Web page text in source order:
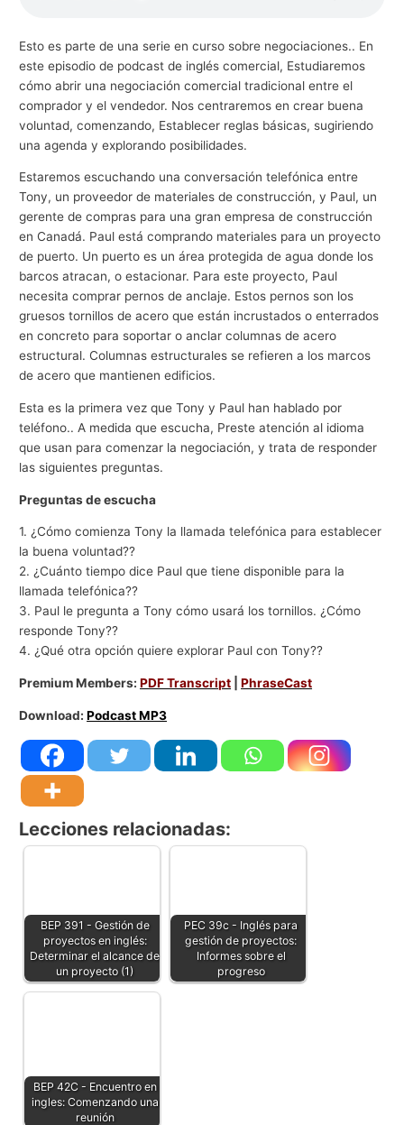
Esto es parte de una serie en curso sobre negociaciones.. En
este episodio de podcast de inglés comercial, Estudiaremos
cómo abrir una negociación comercial tradicional entre el
comprador y el vendedor. Nos centraremos en crear buena
voluntad, comenzando, Establecer reglas básicas, sugiriendo
una agenda y explorando posibilidades.
Estaremos escuchando una conversación telefónica entre
Tony, un proveedor de materiales de construcción, y Paul, un
gerente de compras para una gran empresa de construcción
en Canadá. Paul está comprando materiales para un proyecto
de puerto. Un puerto es un área protegida de agua donde los
barcos atracan, o estacionar. Para este proyecto, Paul
necesita comprar pernos de anclaje. Estos pernos son los
gruesos tornillos de acero que están incrustados o enterrados
en concreto para soportar o anclar columnas de acero
estructural. Columnas estructurales se refieren a los marcos
de acero que mantienen edificios.
Esta es la primera vez que Tony y Paul han hablado por
teléfono.. A medida que escucha, Preste atención al idioma
que usan para comenzar la negociación, y trata de responder
las siguientes preguntas.
Preguntas de escucha
1. ¿Cómo comienza Tony la llamada telefónica para establecer
la buena voluntad??
2. ¿Cuánto tiempo dice Paul que tiene disponible para la
llamada telefónica??
3. Paul le pregunta a Tony cómo usará los tornillos. ¿Cómo
responde Tony??
4. ¿Qué otra opción quiere explorar Paul con Tony??
Premium Members:PDF Transcript |PhraseCast
Download:Podcast MP3
Lecciones relacionadas:
BEP 391 - Gestión de
proyectos en inglés:
Determinar el alcance de
un proyecto (1)
PEC 39c - Inglés para
gestión de proyectos:
Informes sobre el
progreso
BEP 42C - Encuentro en
ingles: Comenzando una
reunión
o
c
i
s